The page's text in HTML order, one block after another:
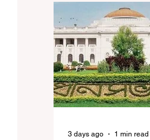
জড়িত এবং টাকা নিয়ে
ছিল মূল প্রতিপাদ্য সেই সব
যেই সরকারের বিরুদ্ধে
শিক্ষামন্ত্রীর পদত্যাগ করানোর
বাকি দাবিগুলিও ম
3 days ago 1 min read